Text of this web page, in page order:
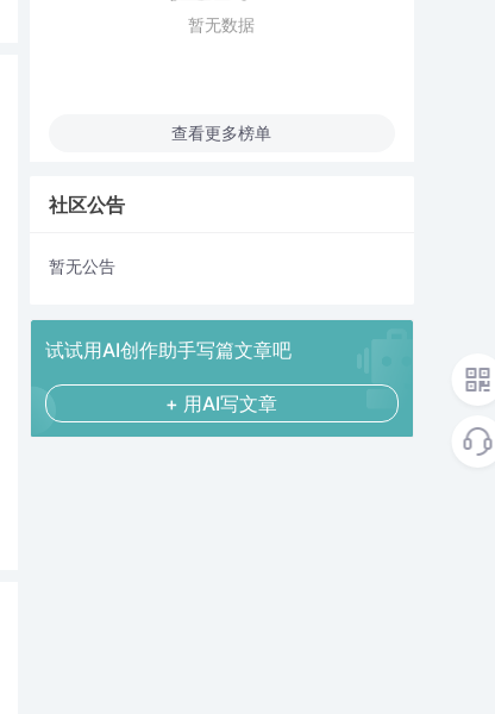
暂无数据
查看更多榜单
社区公告
暂无公告
试试用AI创作助手写篇文章吧
+ 用AI写文章